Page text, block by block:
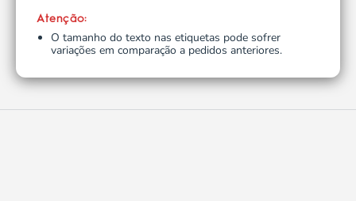
Atenção:
O tamanho do texto nas etiquetas pode sofrer
variações em comparação a pedidos anteriores.